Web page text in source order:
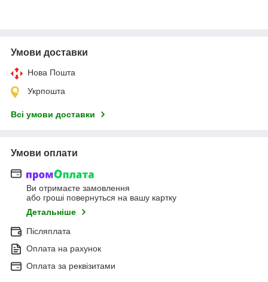
Умови доставки
Нова Пошта
Укрпошта
Всі умови доставки
Умови оплати
Ви отримаєте замовлення
або гроші повернуться на вашу картку
Детальніше
Післяплата
Оплата на рахунок
Оплата за реквізитами